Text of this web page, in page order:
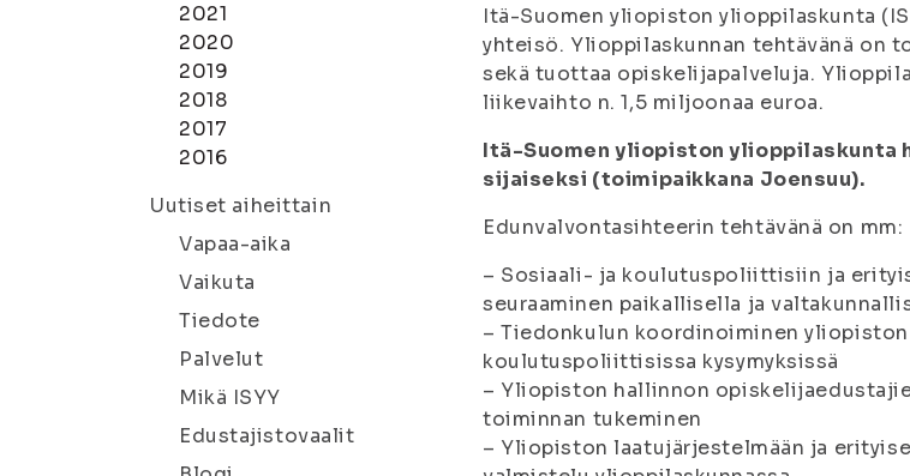
2021
2020
2019
2018
2017
2016
Uutiset aiheittain
Vapaa-aika
Vaikuta
Tiedote
Palvelut
Mikä ISYY
Edustajistovaalit
Itä-Suomen yliopiston ylioppilaskunta
yhteisö. Ylioppilaskunnan tehtävänä on
sekä tuottaa opiskelijapalveluja.
liikevaihto n. 1,5 miljoonaa euroa.
Itä-Suomen yliopiston ylioppilaskunta
sijaiseksi (toimipaikkana Joensuu).
Edunvalvontasihteerin tehtävänä on mm:
– Sosiaali- ja koulutuspoliittisiin ja
seuraaminen paikallisella ja
– Tiedonkulun koordinoiminen
koulutuspoliittisissa kysymyksissä
– Yliopiston hallinnon
toiminnan tukeminen
– Yliopiston laatujärjestelmään ja